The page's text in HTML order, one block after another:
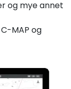
og mye annet
MAP og